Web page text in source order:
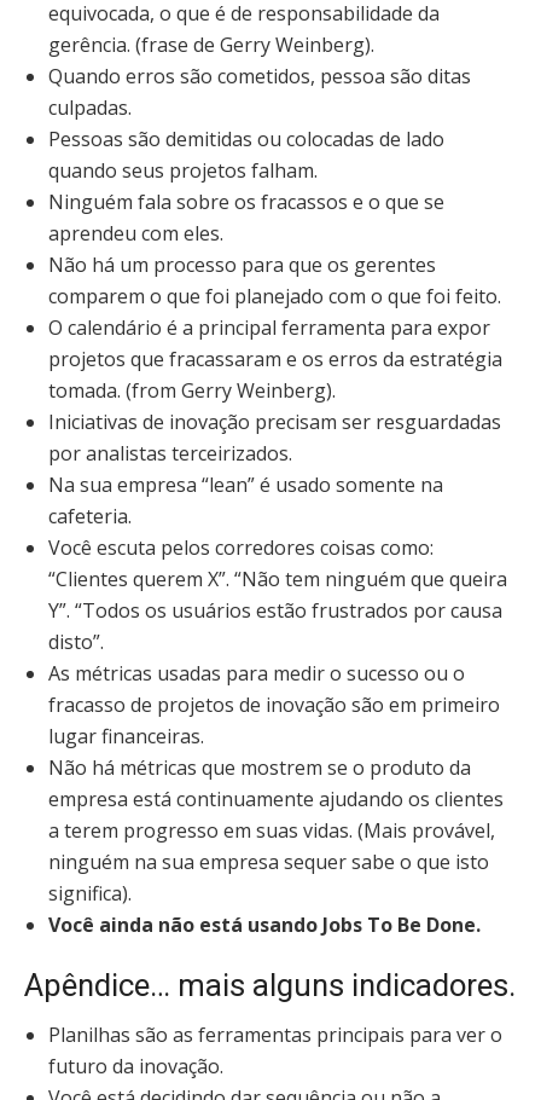
equivocada, o que é de responsabilidade da
gerência. (frase de Gerry Weinberg).
Quando erros são cometidos, pessoa são ditas
culpadas.
Pessoas são demitidas ou colocadas de lado
quando seus projetos falham.
Ninguém fala sobre os fracassos e o que se
aprendeu com eles.
Não há um processo para que os gerentes
comparem o que foi planejado com o que foi feito.
O calendário é a principal ferramenta para expor
projetos que fracassaram e os erros da estratégia
tomada. (from Gerry Weinberg).
Iniciativas de inovação precisam ser resguardadas
por analistas terceirizados.
Na sua empresa “lean” é usado somente na
cafeteria.
Você escuta pelos corredores coisas como:
“Clientes querem X”. “Não tem ninguém que queira
Y”. “Todos os usuários estão frustrados por causa
disto”.
As métricas usadas para medir o sucesso ou o
fracasso de projetos de inovação são em primeiro
lugar financeiras.
Não há métricas que mostrem se o produto da
empresa está continuamente ajudando os clientes
a terem progresso em suas vidas. (Mais provável,
ninguém na sua empresa sequer sabe o que isto
significa).
Você ainda não está usando Jobs To Be Done.
Apêndice… mais alguns indicadores.
Planilhas são as ferramentas principais para ver o
futuro da inovação.